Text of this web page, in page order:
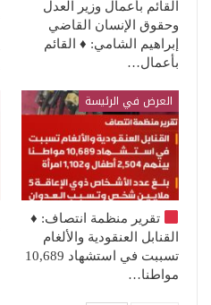
القائم بأعمال وزير العدل
وحقوق الإنسان القاضي
إبراهيم الشامي: ♦️ القائم
بأعمال…
العرض في الرئيسة
تقرير منظمة انتصاف: ♦️
القنابل العنقودية والألغام
تسببت في استشهاد 10,689
مواطنا…